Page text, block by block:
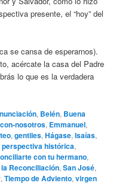
presente, el “hoy” del
se cansa de esperarnos).
acércate la casa del Padre
lo que es la verdadera
, Belén, Buena
nosotros, Emmanuel,
,gentiles,Hágase,Isaías,
perspectiva histórica,
con tu hermano,
Reconciliación,San José,
,Tiempo de Adviento,virgen